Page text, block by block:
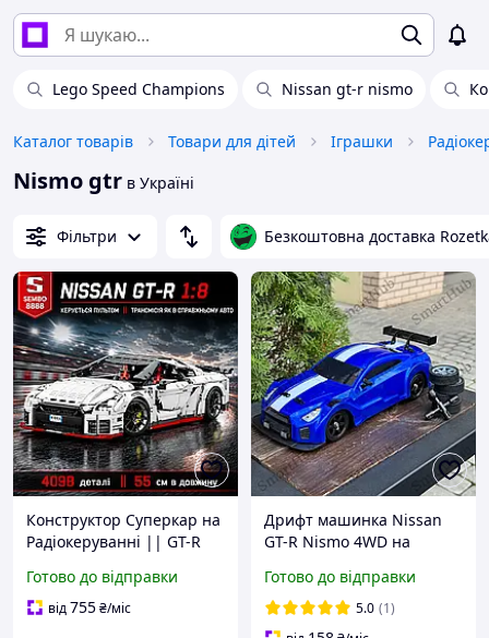
Lego Speed Champions Nissan gt-r nismo
Каталог товарів Товари для дітей Іграшки
Nismo gtr в Україні
Фільтри Безкоштовна доставка
Конструктор Суперкар на
Радіокеруванні || GT-R
деталей
Готово до відправки
від755₴/міс
Дрифт машинка Nissan
GT-R Nismo 4WD на
1:16. Машинка на пульті
радіоуправління, на
акумуляторі
Готово до відправки
5.0 (1)